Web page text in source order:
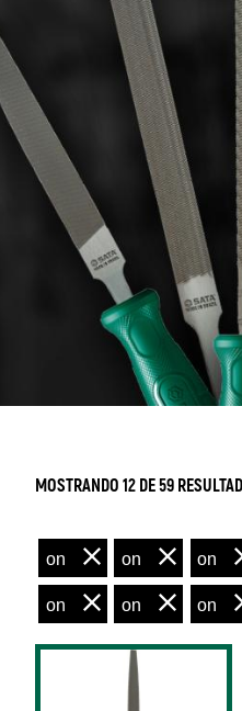
MOSTRANDO 12 DE 59
on on on
on on on